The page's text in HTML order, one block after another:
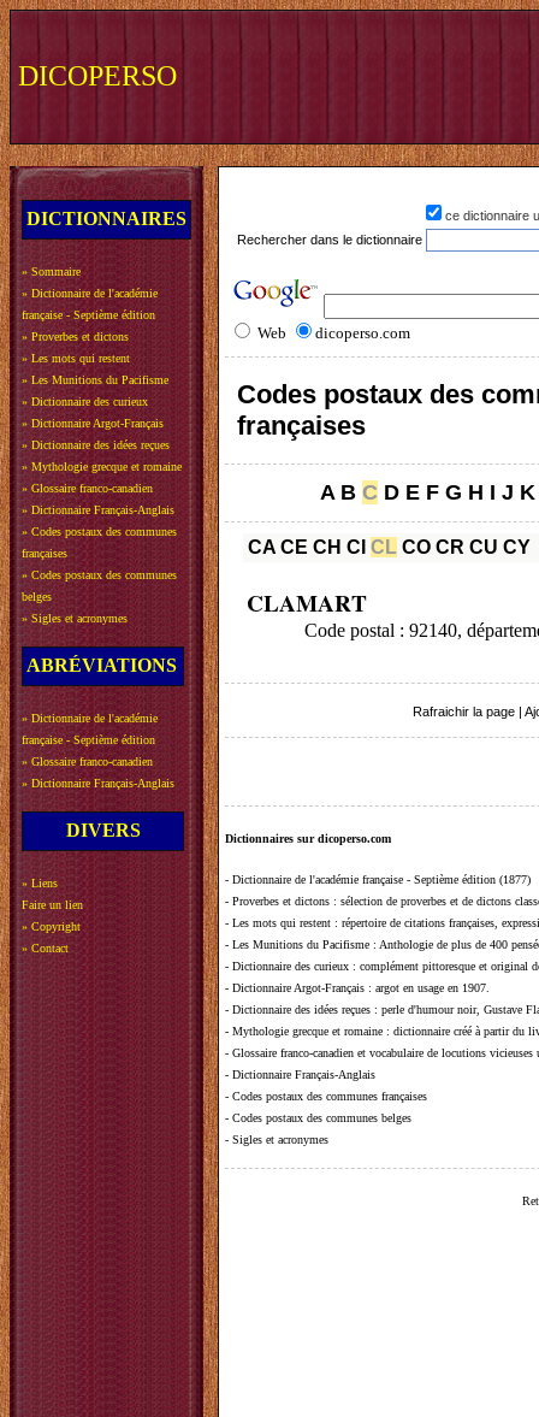
DICOPERSO
DICTIONNAIRES
» Sommaire
» Dictionnaire de l'académie
française - Septième édition
» Proverbes et dictons
» Les mots qui restent
» Les Munitions du Pacifisme
» Dictionnaire des curieux
» Dictionnaire Argot-Français
» Dictionnaire des idées reçues
» Mythologie grecque et romaine
» Glossaire franco-canadien
» Dictionnaire Français-Anglais
» Codes postaux des communes
françaises
» Codes postaux des communes
belges
» Sigles et acronymes
ABRÉVIATIONS
» Dictionnaire de l'académie
française - Septième édition
» Glossaire franco-canadien
» Dictionnaire Français-Anglais
DIVERS
» Liens
Faire un lien
» Copyright
» Contact
ce dictionnaire
Rechercher dans le dictionnaire
Web dicoperso.com
Codes postaux des
françaises
A B C D E F G H I J K
CA CE CH CI CL CO CR CU CY
CLAMART
Code postal : 92140,
Rafraichir la page
Dictionnaires sur dicoperso.com
- Dictionnaire de l'académie française - Septième édition (1877)
- Proverbes et dictons : sélection de proverbes et de dictons
- Les mots qui restent : répertoire de citations françaises,
- Les Munitions du Pacifisme : Anthologie de plus de 400
- Dictionnaire des curieux : complément pittoresque et original
- Dictionnaire Argot-Français : argot en usage en 1907.
- Dictionnaire des idées reçues : perle d'humour noir, Gustave
- Mythologie grecque et romaine : dictionnaire créé à partir du
- Glossaire franco-canadien et vocabulaire de locutions vicieuses
- Dictionnaire Français-Anglais
- Codes postaux des communes françaises
- Codes postaux des communes belges
- Sigles et acronymes